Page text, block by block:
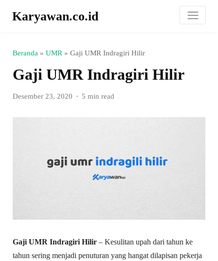
Karyawan.co.id
Beranda »UMR »Gaji UMR Indragiri Hilir
Gaji UMR Indragiri Hilir
Desember 23, 2020 5 min read
Gaji UMR Indragiri Hilir – Kesulitan upah dari tahun ke
tahun sering menjadi penuturan yang hangat dilapisan pekerja